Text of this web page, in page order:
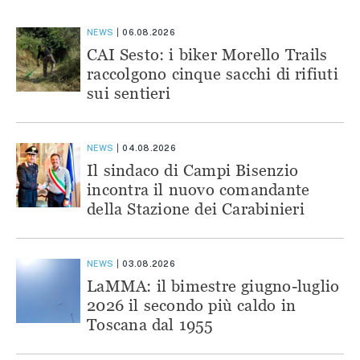
NEWS 06.08.2026
CAI Sesto: i biker Morello Trails
raccolgono cinque sacchi di rifiuti
sui sentieri
NEWS 04.08.2026
Il sindaco di Campi Bisenzio
incontra il nuovo comandante
della Stazione dei Carabinieri
NEWS 03.08.2026
LaMMA: il bimestre giugno-luglio
2026 il secondo più caldo in
Toscana dal 1955